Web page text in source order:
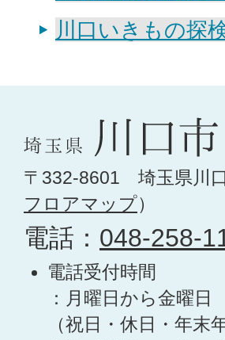
川口いきもの探
〒332-8601 埼玉県川
フロアマップ）
電話： 048-258-
電話受付時間
：月曜日から金曜
（祝日・休日・年末